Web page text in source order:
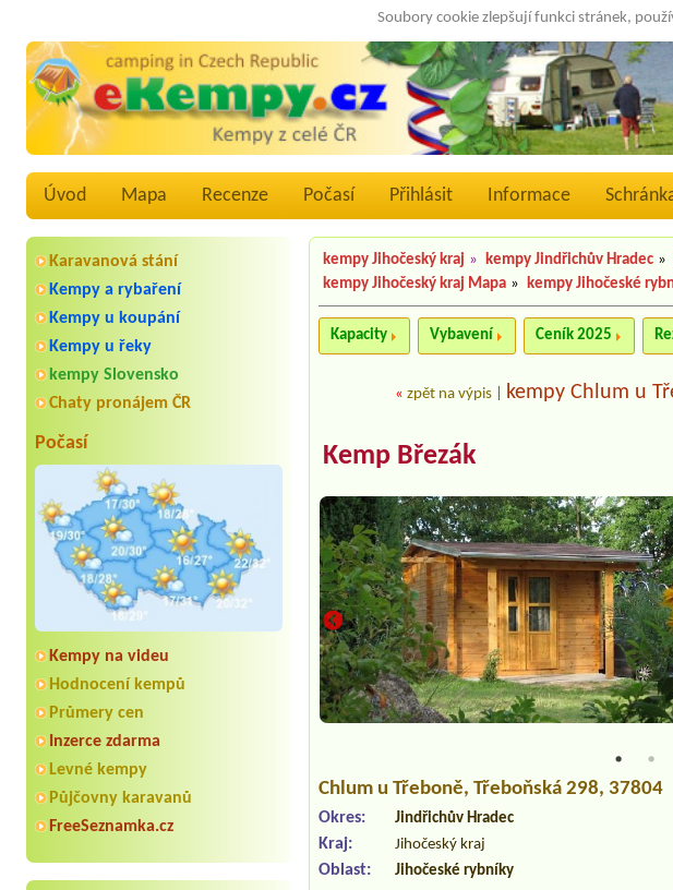
Soubory cookie zlepšují funkci stránek,
Úvod Mapa Recenze Počasí Přihlásit Informace
Karavanová stání
Kempy a rybaření
Kempy u koupání
Kempy u řeky
kempy Slovensko
Chaty pronájem ČR
Počasí
Kempy na videu
Hodnocení kempů
Průmery cen
Inzerce zdarma
Levné kempy
Půjčovny karavanů
FreeSeznamka.cz
kempy Jihočeský kraj » kempy Jindřichův Hradec »
kempy Jihočeský kraj Mapa » kempy Jihočeské
Kapacity Vybavení Ceník 2025
«zpět na výpis kempy Chlum u
Kemp Březák
Chlum u Třeboně, Třeboňská 298, 37804
Okres: Jindřichův Hradec
Kraj: Jihočeský kraj
Oblast: Jihočeské rybníky